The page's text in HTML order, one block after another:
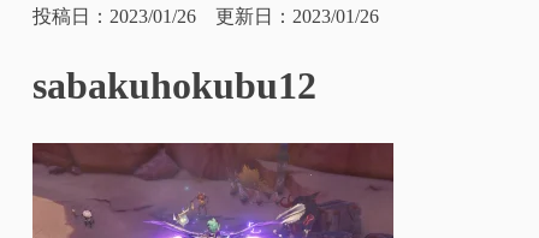
投稿日：2023/01/26 更新日：2023/01/26
sabakuhokubu12